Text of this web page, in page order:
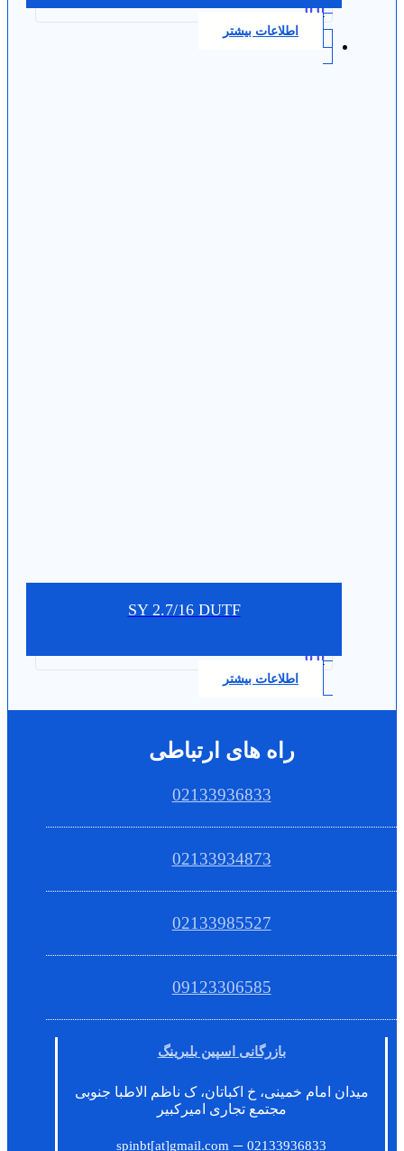
0.0
اطلاعات بیشتر
SY 2.7/16 DUTF
0.0
اطلاعات بیشتر
راه های ارتباطی
02133936833
02133934873
02133985527
09123306585
بازرگانی اسپین بلبرینگ
میدان امام خمینی، خ اکباتان، ک ناظم الاطبا جنوبی
مجتمع تجاری امیرکبیر
spinbt[at]gmail.com –02133936833